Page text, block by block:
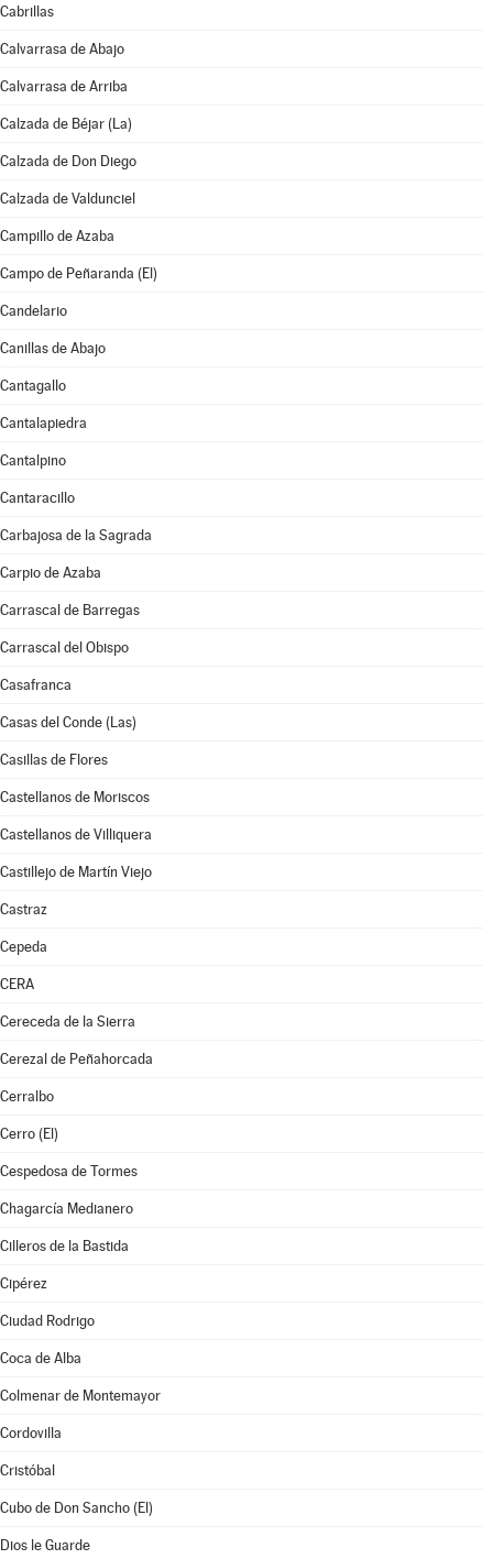
Cabrillas
Calvarrasa de Abajo
Calvarrasa de Arriba
Calzada de Béjar (La)
Calzada de Don Diego
Calzada de Valdunciel
Campillo de Azaba
Campo de Peñaranda (El)
Candelario
Canillas de Abajo
Cantagallo
Cantalapiedra
Cantalpino
Cantaracillo
Carbajosa de la Sagrada
Carpio de Azaba
Carrascal de Barregas
Carrascal del Obispo
Casafranca
Casas del Conde (Las)
Casillas de Flores
Castellanos de Moriscos
Castellanos de Villiquera
Castillejo de Martín Viejo
Castraz
Cepeda
CERA
Cereceda de la Sierra
Cerezal de Peñahorcada
Cerralbo
Cerro (El)
Cespedosa de Tormes
Chagarcía Medianero
Cilleros de la Bastida
Cipérez
Ciudad Rodrigo
Coca de Alba
Colmenar de Montemayor
Cordovilla
Cristóbal
Cubo de Don Sancho (El)
Dios le Guarde